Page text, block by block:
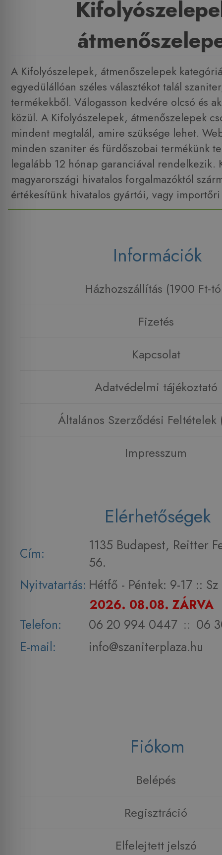
A Kifolyószelepek, átmenőszelepek
egyedülállóan széles választékot talál
termékekből. Válogasson kedvére olcsó és
közül. A Kifolyószelepek, átmenőszelepek
mindent megtalál, amire szüksége lehet.
minden szaniter és fürdőszobai termékünk
legalább 12 hónap garanciával rendelkezik.
magyarországi hivatalos forgalmazóktól
értékesítünk hivatalos gyártói, vagy
Információk
Házhozszállítás (1900 Ft-
Fizetés
Kapcsolat
Adatvédelmi tájékoztató
Általános Szerződési Feltételek
Impresszum
Elérhetőségek
Cím:
1135 Budapest, Reitter
56.
Nyitvatartás: Hétfő - Péntek: 9-17 :: Sz
2026. 08.08. ZÁRVA
Telefon:
06 20 994 0447 :: 06
E-mail:
info@szaniterplaza.hu
Fiókom
Belépés
Regisztráció
Elfelejtett jelszó